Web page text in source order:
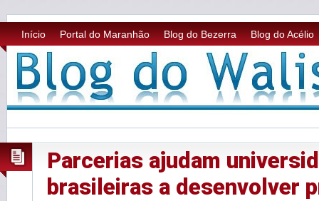
Início Portal do Maranhão Blog do Bezerra Blog do Acélio
Parcerias ajudam
brasileiras a desenvolver